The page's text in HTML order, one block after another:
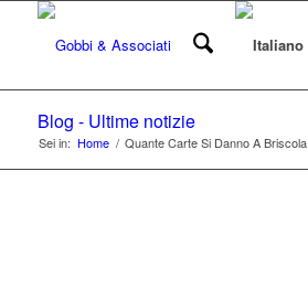
Blog - Ultime notizie
Sei in: Home / Quante Carte Si Danno A Briscola